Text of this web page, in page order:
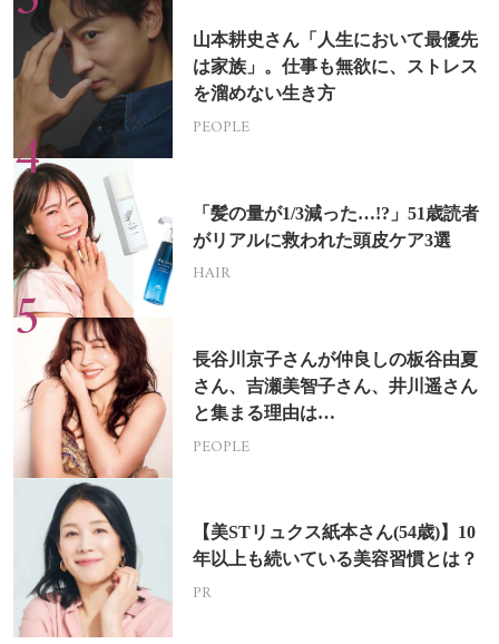
山本耕史さん「人生において最優先
は家族」。仕事も無欲に、ストレス
を溜めない生き方
PEOPLE
「髪の量が1/3減った…!?」51歳読者
がリアルに救われた頭皮ケア3選
HAIR
長谷川京子さんが仲良しの板谷由夏
さん、吉瀬美智子さん、井川遥さん
と集まる理由は…
PEOPLE
【美STリュクス紙本さん(54歳)】10
年以上も続いている美容習慣とは？
PR